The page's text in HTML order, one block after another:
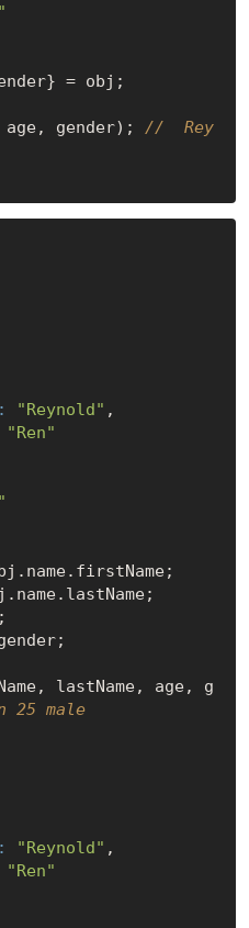
= obj;
gender); //  Rey
"Reynold"
"Ren"
25 male
"Reynold"
"Ren"